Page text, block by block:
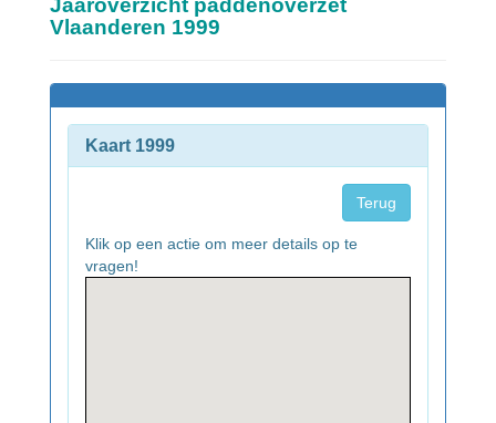
Jaaroverzicht paddenoverzet
Vlaanderen 1999
Kaart 1999
Terug
Klik op een actie om meer details op te
vragen!